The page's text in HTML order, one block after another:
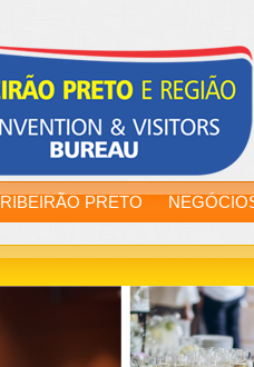
RIBEIRÃO PRETO